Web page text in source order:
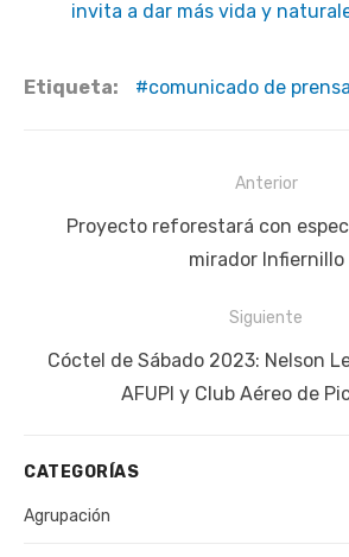
invita a dar más vida y
Etiqueta: comunicado de prensa
Anterior
Publicación
Proyecto reforestará con
mirador Infiernillo
Siguiente
Siguiente
publicación:
Cóctel de Sábado 2023: Nelson
AFUPI y Club Aéreo de
CATEGORÍAS
Agrupación